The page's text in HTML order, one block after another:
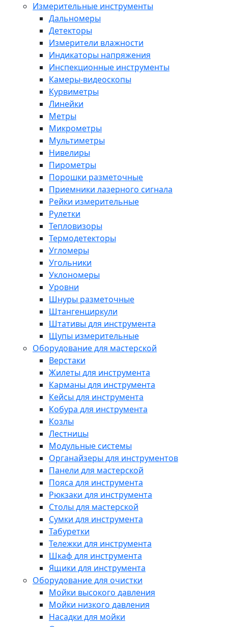
Измерительные инструменты
Дальномеры
Детекторы
Измерители влажности
Индикаторы напряжения
Инспекционные инструменты
Камеры-видеоскопы
Курвиметры
Линейки
Метры
Микрометры
Мультиметры
Нивелиры
Пирометры
Порошки разметочные
Приемники лазерного сигнала
Рейки измерительные
Рулетки
Тепловизоры
Термодетекторы
Угломеры
Угольники
Уклономеры
Уровни
Шнуры разметочные
Штангенциркули
Штативы для инструмента
Щупы измерительные
Оборудование для мастерской
Верстаки
Жилеты для инструмента
Карманы для инструмента
Кейсы для инструмента
Кобура для инструмента
Козлы
Лестницы
Модульные системы
Органайзеры для инструментов
Панели для мастерской
Пояса для инструмента
Рюкзаки для инструмента
Столы для мастерской
Сумки для инструмента
Табуретки
Тележки для инструмента
Шкаф для инструмента
Ящики для инструмента
Оборудование для очистки
Мойки высокого давления
Мойки низкого давления
Насадки для мойки